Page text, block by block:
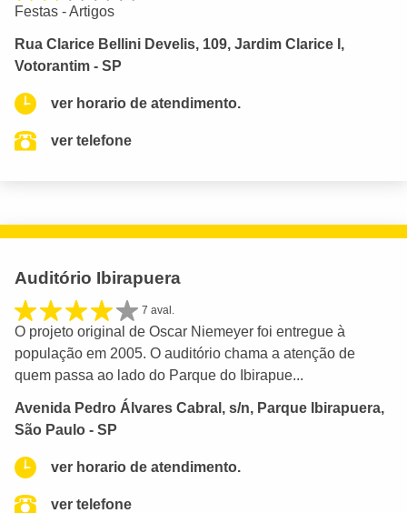
Festas - Artigos
Rua Clarice Bellini Develis, 109, Jardim Clarice I,
Votorantim - SP
ver horario de atendimento.
ver telefone
Auditório Ibirapuera
7 aval.
O projeto original de Oscar Niemeyer foi entregue à
população em 2005. O auditório chama a atenção de
quem passa ao lado do Parque do Ibirapue...
Avenida Pedro Álvares Cabral, s/n, Parque Ibirapuera,
São Paulo - SP
ver horario de atendimento.
ver telefone